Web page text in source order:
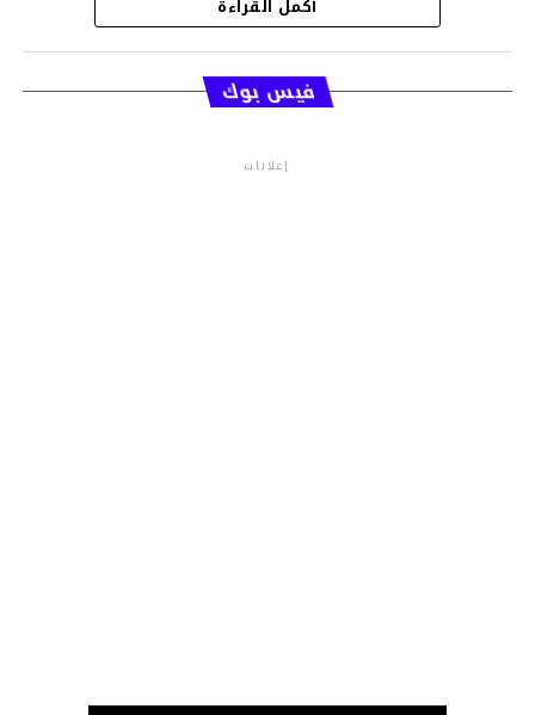
قسم الاخبار
أكمل القراءة
فيس بوك
إعلانات